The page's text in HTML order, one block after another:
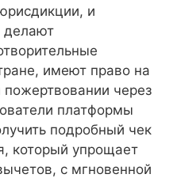
и
делают
имеют право на
через
платформы
подробный чек
который упрощает
с мгновенной